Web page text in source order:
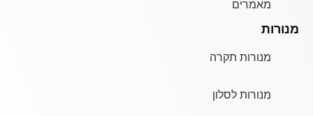
מאמרים
מנורות
מנורות תקרה
מנורות לסלון